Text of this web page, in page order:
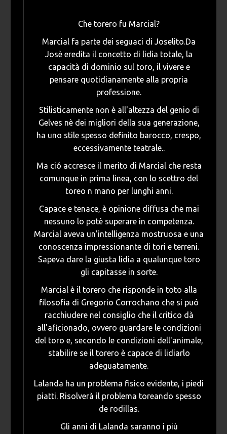
Che torero fu Marcial?
Marcial fa parte dei seguaci di Joselito.Da
Josè eredita il concetto di lidia totale, la
capacità di dominio sul toro, il vivere e
pensare quotidianamente alla propria
professione.
Stilisticamente non è all'altezza del genio di
Gelves nè dei migliori della sua generazione,
ha uno stile spesso definito barocco, crespo,
eccessivamente teatrale..
Ma ció accresce il merito di Marcial che resta
comunque in prima linea, con lo scettro del
toreo n mano per lunghi anni.
Capace e tenace, è opinione diffusa che mai
nessuno lo potè superare in competenza.
Marcial aveva un'intelligenza mostruosa e una
conoscenza impressionante di tori e terreni.
Sapeva dare la giusta lidia a qualunque toro
gli capitasse in sorte.
Marcial è il torero che risponde in toto alla
filosofia di Gregorio Corrochano che si puó
racchiudere nel consiglio che il critico dà
all'aficionado, ovvero guardare le condizioni
del toro e, secondo le condizioni dell'animale,
stabilire se il torero è capace di lidiarlo
adeguatamente.
Lalanda ha un problema fisico evidente, i piedi
piatti. Risolverà il problema toreando spesso
de rodillas.
Gli anni di Lalanda saranno i più